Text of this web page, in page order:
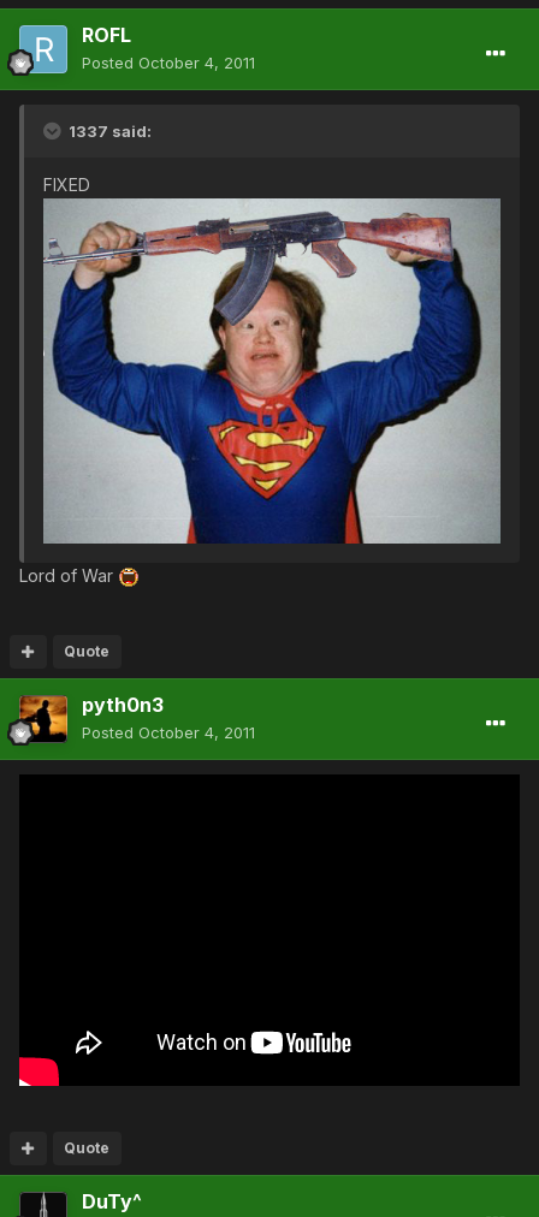
ROFL
Posted October 4, 2011
1337 said:
FIXED
Lord of War
Quote
pyth0n3
Posted October 4, 2011
Quote
DuTy^